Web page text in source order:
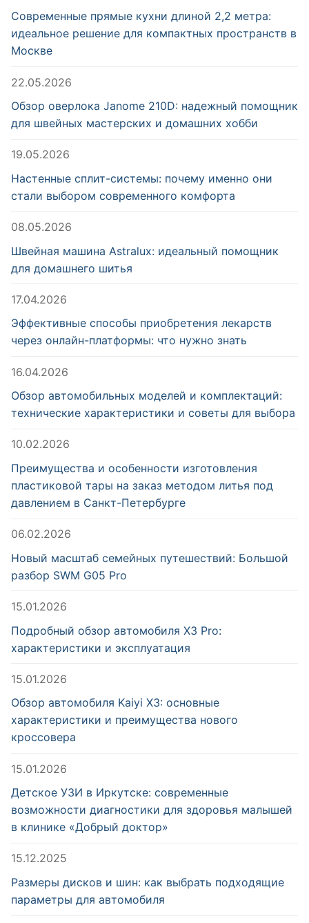
Современные прямые кухни длиной 2,2 метра:
идеальное решение для компактных пространств в
Москве
22.05.2026
Обзор оверлока Janome 210D: надежный помощник
для швейных мастерских и домашних хобби
19.05.2026
Настенные сплит-системы: почему именно они
стали выбором современного комфорта
08.05.2026
Швейная машина Astralux: идеальный помощник
для домашнего шитья
17.04.2026
Эффективные способы приобретения лекарств
через онлайн-платформы: что нужно знать
16.04.2026
Обзор автомобильных моделей и комплектаций:
технические характеристики и советы для выбора
10.02.2026
Преимущества и особенности изготовления
пластиковой тары на заказ методом литья под
давлением в Санкт-Петербурге
06.02.2026
Новый масштаб семейных путешествий: Большой
разбор SWM G05 Pro
15.01.2026
Подробный обзор автомобиля X3 Pro:
характеристики и эксплуатация
15.01.2026
Обзор автомобиля Kaiyi X3: основные
характеристики и преимущества нового
кроссовера
15.01.2026
Детское УЗИ в Иркутске: современные
возможности диагностики для здоровья малышей
в клинике «Добрый доктор»
15.12.2025
Размеры дисков и шин: как выбрать подходящие
параметры для автомобиля